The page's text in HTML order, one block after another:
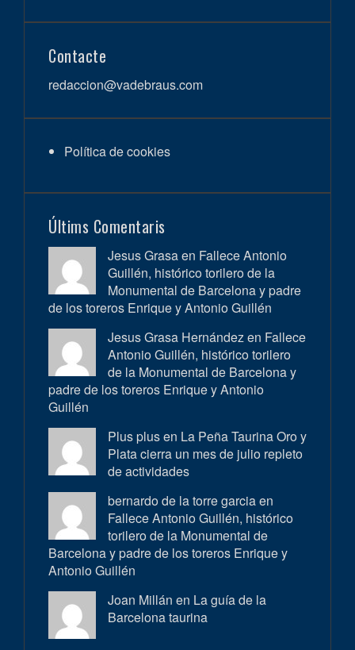
Contacte
redaccion@vadebraus.com
Política de cookies
Últims Comentaris
Jesus Grasa en Fallece Antonio
Guillén, histórico torilero de la
Monumental de Barcelona y padre
de los toreros Enrique y Antonio Guillén
Jesus Grasa Hernández en Fallece
Antonio Guillén, histórico torilero
de la Monumental de Barcelona y
padre de los toreros Enrique y Antonio
Guillén
Plus plus en La Peña Taurina Oro y
Plata cierra un mes de julio repleto
de actividades
bernardo de la torre garcia en
Fallece Antonio Guillén, histórico
torilero de la Monumental de
Barcelona y padre de los toreros Enrique y
Antonio Guillén
Joan Millán en La guía de la
Barcelona taurina